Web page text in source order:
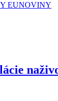
EUNOVINY